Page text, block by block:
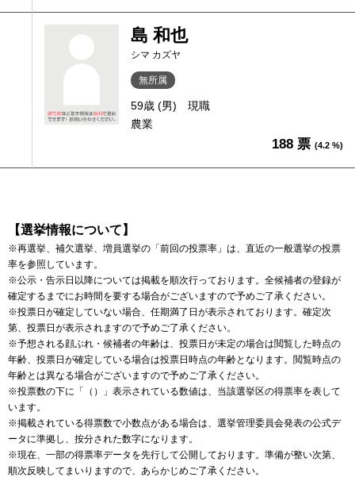
島 和也
シマ カズヤ
無所属
59歳 (男)
現職
農業
188 票 (4.2 %)
【選挙情報について】
※再選挙、補欠選挙、増員選挙の「前回の投票率」は、直近の一般選挙の投票
率を参照しています。
※公示・告示日以降については掲載を順次行っております。全候補者の登録が
確定するまでにお時間を要する場合がございますので予めご了承ください。
※投票日が確定していない場合、任期満了日が表示されております。確定次
第、投票日が表示されますので予めご了承ください。
※予想される顔ぶれ・候補者の年齢は、投票日が未定の場合は閲覧した時点の
年齢、投票日が確定している場合は投票日時点の年齢となります。閲覧時点の
年齢とは異なる場合がございますので予めご了承ください。
※投票数の下に「（）」表示されている数値は、当該選挙区の得票率を表して
います。
※掲載されている得票数で小数点がある場合は、選挙管理委員会発表の公式デ
ータに準拠し、按分された数字になります。
※現在、一部の得票率データを先行して公開しております。準備が整い次第、
順次反映してまいりますので、あらかじめご了承ください。